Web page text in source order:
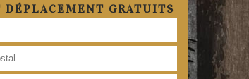
DÉPLACEMENT GRATUITS